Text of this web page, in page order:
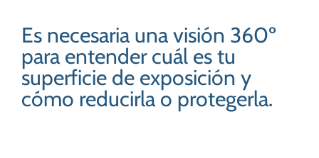
Es necesaria una visión 360º
para entender cuál es tu
superficie de exposición y
cómo reducirla o protegerla.